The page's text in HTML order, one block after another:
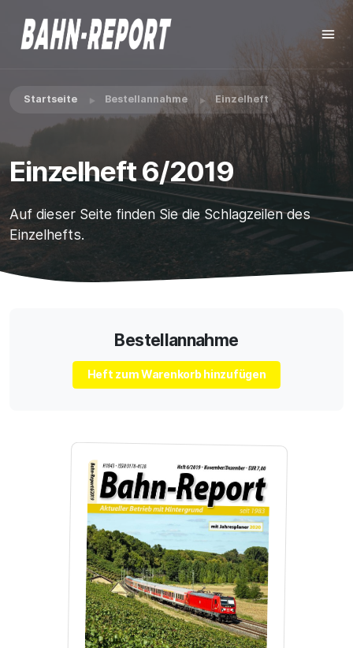
Startseite Bestellannahme Einzelheft
Einzelheft 6/2019
Auf dieser Seite finden Sie die Schlagzeilen des
Einzelhefts.
Bestellannahme
Heft zum Warenkorb hinzufügen